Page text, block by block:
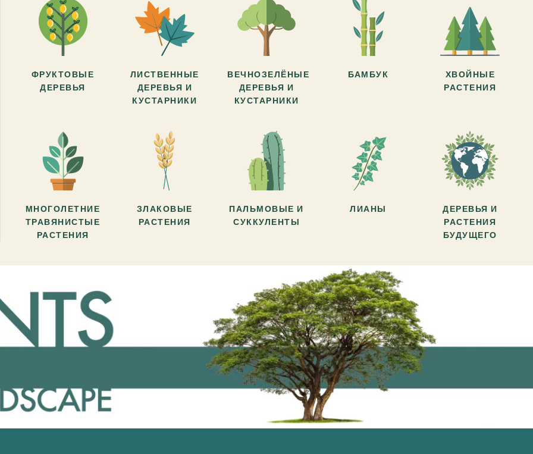
ФРУКТОВЫЕ
ДЕРЕВЬЯ
ЛИСТВЕННЫЕ
ДЕРЕВЬЯ И
КУСТАРНИКИ
ВЕЧНОЗЕЛЁНЫЕ
ДЕРЕВЬЯ И
КУСТАРНИКИ
БАМБУК
ХВОЙНЫЕ
РАСТЕНИЯ
МНОГОЛЕТНИЕ
ТРАВЯНИСТЫЕ
РАСТЕНИЯ
ЗЛАКОВЫЕ
РАСТЕНИЯ
ПАЛЬМОВЫЕ И
СУККУЛЕНТЫ
ЛИАНЫ
ДЕРЕВЬЯ И
РАСТЕНИЯ
БУДУЩЕГО